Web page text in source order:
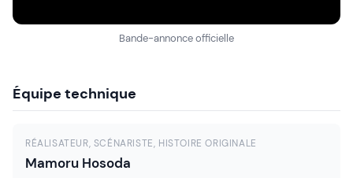
Bande-annonce officielle
Équipe technique
RÉALISATEUR, SCÉNARISTE, HISTOIRE ORIGINALE
Mamoru Hosoda